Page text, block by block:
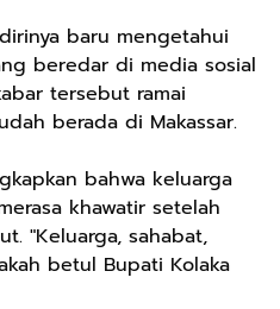
baru mengetahui
beredar di media sosial
tersebut ramai
berada di Makassar.
bahwa keluarga
khawatir setelah
"Keluarga, sahabat,
betul Bupati Kolaka